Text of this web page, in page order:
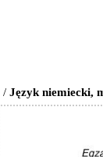
/ Język niemiecki,